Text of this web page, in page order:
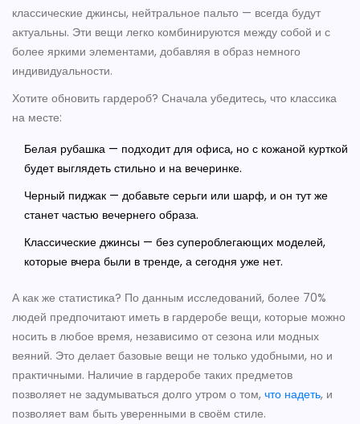
классические джинсы, нейтральное пальто — всегда будут
актуальны. Эти вещи легко комбинируются между собой и с
более яркими элементами, добавляя в образ немного
индивидуальности.
Хотите обновить гардероб? Сначала убедитесь, что классика
на месте:
Белая рубашка — подходит для офиса, но с кожаной курткой
будет выглядеть стильно и на вечеринке.
Черный пиджак — добавьте серьги или шарф, и он тут же
станет частью вечернего образа.
Классические джинсы — без супероблегающих моделей,
которые вчера были в тренде, а сегодня уже нет.
А как же статистика? По данным исследований, более 70%
людей предпочитают иметь в гардеробе вещи, которые можно
носить в любое время, независимо от сезона или модных
веяний. Это делает базовые вещи не только удобными, но и
практичными. Наличие в гардеробе таких предметов
позволяет не задумываться долго утром о том, что надеть, и
позволяет вам быть уверенными в своём стиле.